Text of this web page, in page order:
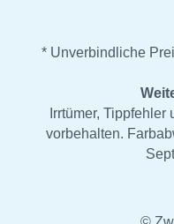
* Unverbindliche
Irrtümer,
vorbehalten.